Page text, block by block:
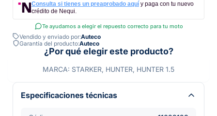
Consulta si tienes un preaprobado aquí y paga con tu nuevo
crédito de Nequi.
Te ayudamos a elegir el repuesto correcto para tu moto
Vendido y enviado por:Auteco
Garantía del producto:Auteco
¿Por qué elegir este producto?
MARCA: STARKER, HUNTER, HUNTER 1.5
Especificaciones técnicas